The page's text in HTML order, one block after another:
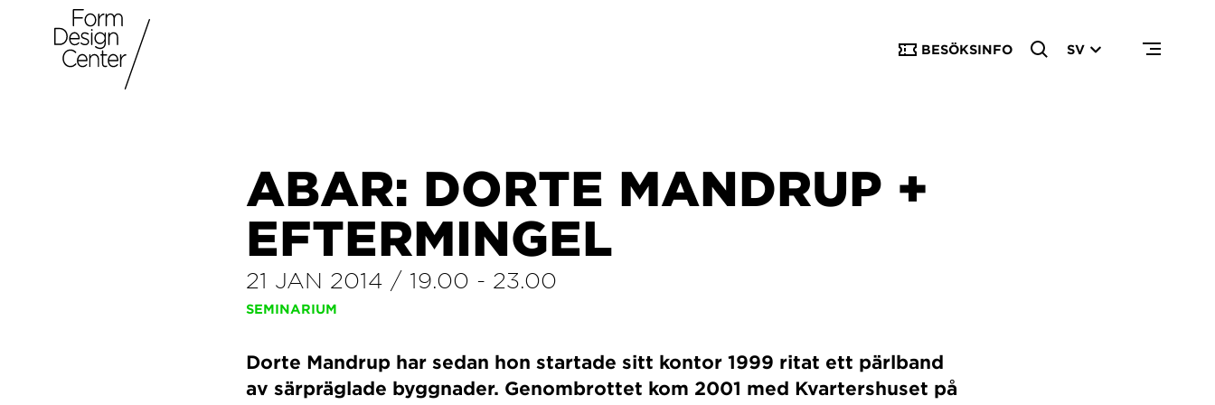
BESÖKSINFO SV
ABAR: DORTE MANDRUP +
EFTERMINGEL
21 JAN 2014 / 19.00 - 23.00
SEMINARIUM
Dorte Mandrup har sedan hon startade sitt kontor 1999 ritat ett pärlband
av särpräglade byggnader. Genombrottet kom 2001 med Kvartershuset på